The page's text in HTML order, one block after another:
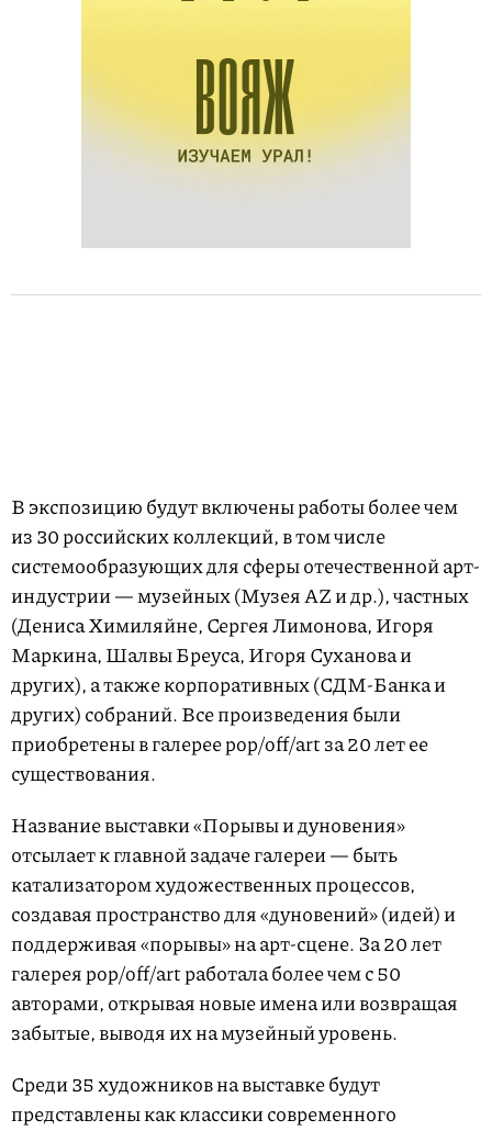
В экспозицию будут включены работы более чем
из 30 российских коллекций, в том числе
системообразующих для сферы отечественной арт-
индустрии — музейных (Музея AZ и др.), частных
(Дениса Химиляйне, Сергея Лимонова, Игоря
Маркина, Шалвы Бреуса, Игоря Суханова и
других), а также корпоративных (СДМ-Банка и
других) собраний. Все произведения были
приобретены в галерее pop/off/art за 20 лет ее
существования.
Название выставки «Порывы и дуновения»
отсылает к главной задаче галереи — быть
катализатором художественных процессов,
создавая пространство для «дуновений» (идей) и
поддерживая «порывы» на арт-сцене. За 20 лет
галерея pop/off/art работала более чем с 50
авторами, открывая новые имена или возвращая
забытые, выводя их на музейный уровень.
Среди 35 художников на выставке будут
представлены как классики современного